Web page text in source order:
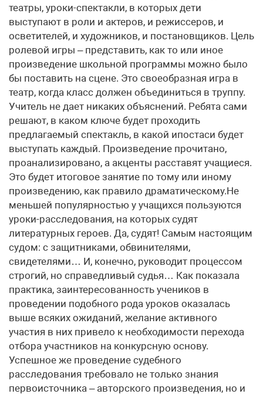
театры, уроки-спектакли, в которых дети
выступают в роли и актеров, и режиссеров, и
осветителей, и художников, и постановщиков. Цель
ролевой игры – представить, как то или иное
произведение школьной программы можно было
бы поставить на сцене. Это своеобразная игра в
театр, когда класс должен объединиться в труппу.
Учитель не дает никаких объяснений. Ребята сами
решают, в каком ключе будет проходить
предлагаемый спектакль, в какой ипостаси будет
выступать каждый. Произведение прочитано,
проанализировано, а акценты расставят учащиеся.
Это будет итоговое занятие по тому или иному
произведению, как правило драматическому.Не
меньшей популярностью у учащихся пользуются
уроки-расследования, на которых судят
литературных героев. Да, судят! Самым настоящим
судом: с защитниками, обвинителями,
свидетелями… И, конечно, руководит процессом
строгий, но справедливый судья… Как показала
практика, заинтересованность учеников в
проведении подобного рода уроков оказалась
выше всяких ожиданий, желание активного
участия в них привело к необходимости перехода
отбора участников на конкурсную основу.
Успешное же проведение судебного
расследования требовало не только знания
первоисточника – авторского произведения, но и